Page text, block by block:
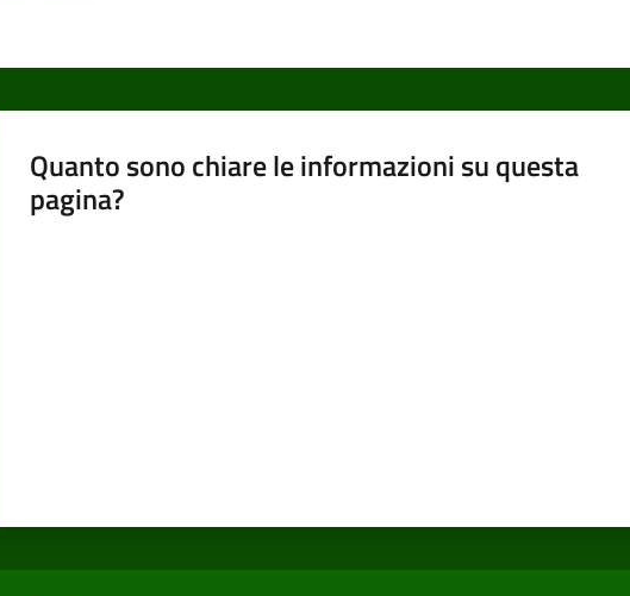
Quanto sono chiare le informazioni su questa
pagina?